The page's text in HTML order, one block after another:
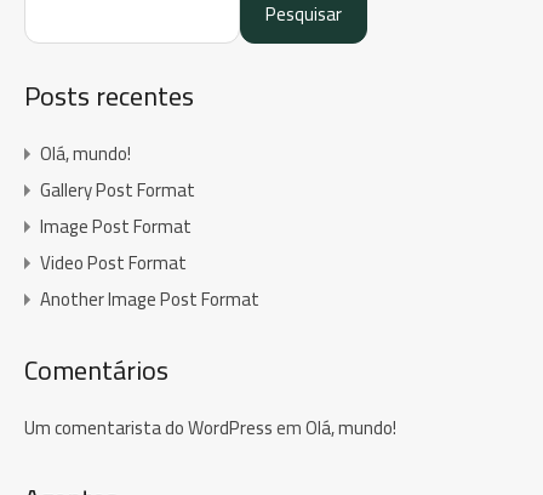
Pesquisar
Posts recentes
Olá, mundo!
Gallery Post Format
Image Post Format
Video Post Format
Another Image Post Format
Comentários
Um comentarista do WordPressemOlá, mundo!